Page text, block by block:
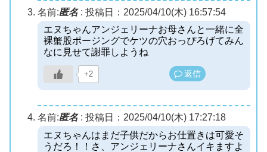
名前:匿名: 投稿日：2025/04/10(木) 16:57:54
エヌちゃんアンジェリーナお母さんと一緒に全
裸蟹股ポージングでケツの穴おっぴろげてみん
なに見せて謝罪しようね
+2 返信
名前:匿名: 投稿日：2025/04/10(木) 17:27:18
エヌちゃんはまだ子供だからお仕置きは可愛そ
うだろ！！さ、アンジェリーナさんイキますよ